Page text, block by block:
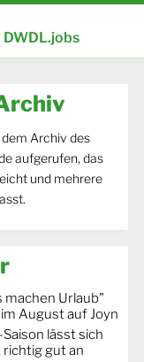
DWDL.jobs
Archiv des
aufgerufen, das
und mehrere
machen Urlaub"
August auf Joyn
lässt sich
richtig gut an